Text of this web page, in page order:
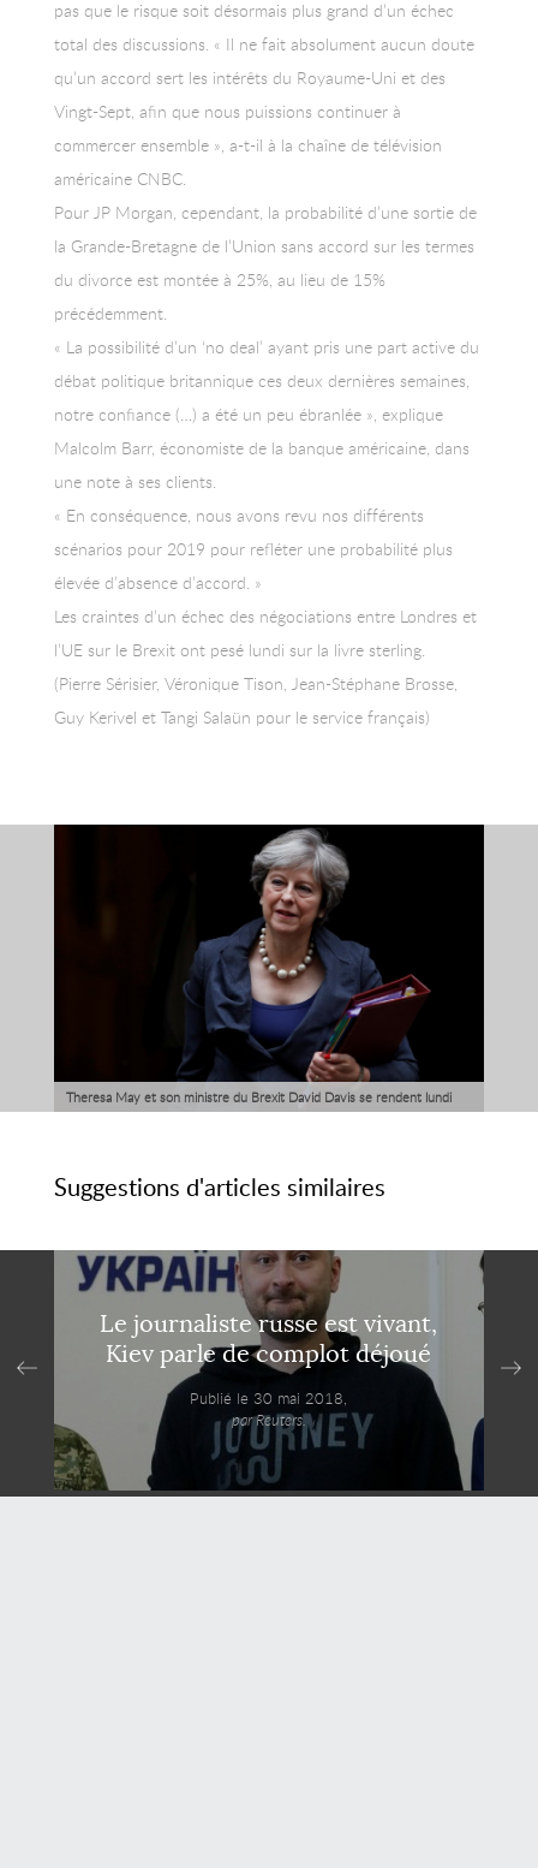
pas que le risque soit désormais plus grand d’un échec
total des discussions. « Il ne fait absolument aucun doute
qu’un accord sert les intérêts du Royaume-Uni et des
Vingt-Sept, afin que nous puissions continuer à
commercer ensemble », a-t-il à la chaîne de télévision
américaine CNBC.
Pour JP Morgan, cependant, la probabilité d’une sortie de
la Grande-Bretagne de l’Union sans accord sur les termes
du divorce est montée à 25%, au lieu de 15%
précédemment.
« La possibilité d’un ‘no deal’ ayant pris une part active du
débat politique britannique ces deux dernières semaines,
notre confiance (…) a été un peu ébranlée », explique
Malcolm Barr, économiste de la banque américaine, dans
une note à ses clients.
« En conséquence, nous avons revu nos différents
scénarios pour 2019 pour refléter une probabilité plus
élevée d’absence d’accord. »
Les craintes d’un échec des négociations entre Londres et
l’UE sur le Brexit ont pesé lundi sur la livre sterling.
(Pierre Sérisier, Véronique Tison, Jean-Stéphane Brosse,
Guy Kerivel et Tangi Salaün pour le service français)
Theresa May et son ministre du Brexit David Davis se rendent lundi
Claude Juncker.
Suggestions d'articles similaires
Le journaliste russe est vivant,
Kiev parle de complot déjoué
Publié le 30 mai 2018,
par Reuters.